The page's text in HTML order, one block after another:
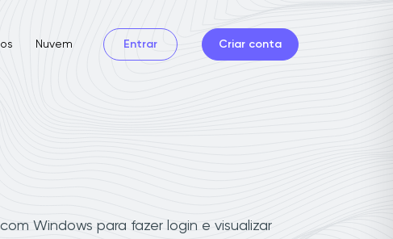
Nuvem Entrar Criar conta
Windows para fazer login e visualizar